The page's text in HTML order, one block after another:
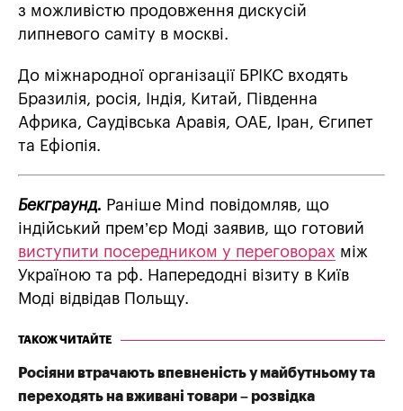
з можливістю продовження дискусій
липневого саміту в москві.
До міжнародної організації БРІКС входять
Бразилія, росія, Індія, Китай, Південна
Африка, Саудівська Аравія, ОАЕ, Іран, Єгипет
та Ефіопія.
Бекграунд. Раніше Mind повідомляв, що
індійський прем’єр Моді заявив, що готовий
виступити посередником у переговорах між
Україною та рф. Напередодні візиту в Київ
Моді відвідав Польщу.
ТАКОЖ ЧИТАЙТЕ
Росіяни втрачають впевненість у майбутньому та
переходять на вживані товари – розвідка